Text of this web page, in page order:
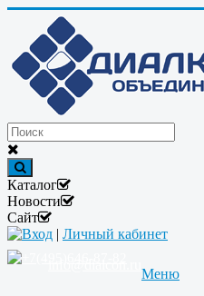
Каталог
Новости
Сайт
Вход | Личный кабинет
Меню